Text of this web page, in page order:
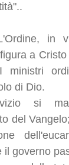
in
a
ministri
di Dio.
si
del
il governo